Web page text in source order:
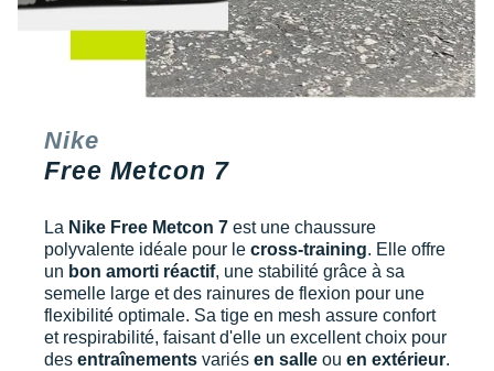
Nike
Free Metcon 7
La Nike Free Metcon 7 est une chaussure
polyvalente idéale pour le cross-training. Elle offre
un bon amorti réactif, une stabilité grâce à sa
semelle large et des rainures de flexion pour une
flexibilité optimale. Sa tige en mesh assure confort
et respirabilité, faisant d'elle un excellent choix pour
des entraînements variés en salle ou en extérieur.